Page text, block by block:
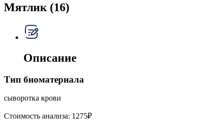
Мятлик (16)
Описание
Тип биоматериала
сыворотка крови
Стоимость анализа: 1275₽